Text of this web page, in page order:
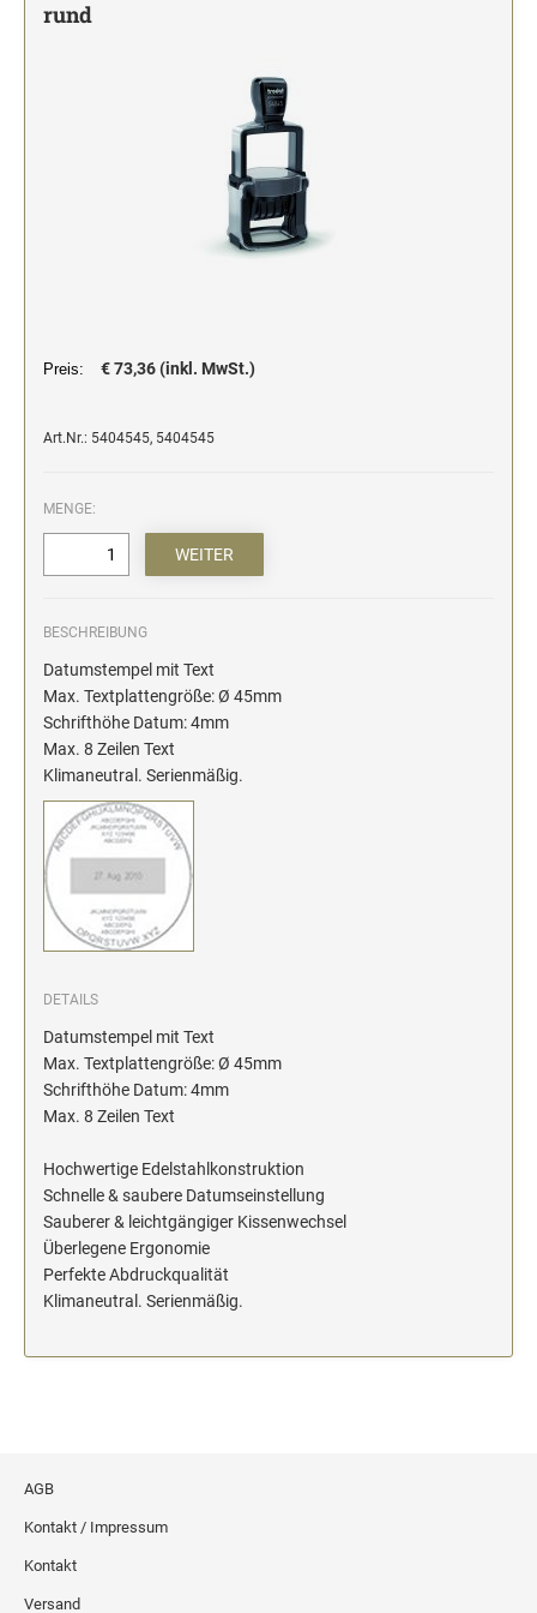
Einfärbig
Stempelfarben und Stempelträger
rund
Preis: € 73,36 (inkl. MwSt.)
Art.Nr.: 5404545, 5404545
MENGE:
BESCHREIBUNG
Datumstempel mit Text
Max. Textplattengröße: Ø 45mm
Schrifthöhe Datum: 4mm
Max. 8 Zeilen Text
Klimaneutral. Serienmäßig.
DETAILS
Datumstempel mit Text
Max. Textplattengröße: Ø 45mm
Schrifthöhe Datum: 4mm
Max. 8 Zeilen Text
Hochwertige Edelstahlkonstruktion
Schnelle & saubere Datumseinstellung
Sauberer & leichtgängiger Kissenwechsel
Überlegene Ergonomie
Perfekte Abdruckqualität
Klimaneutral. Serienmäßig.
AGB
Kontakt / Impressum
Kontakt
Versand